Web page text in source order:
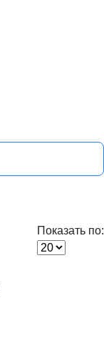
Показать по: